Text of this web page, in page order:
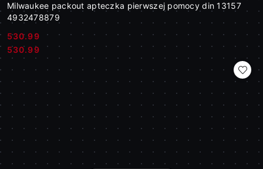
Milwaukee packout apteczka pierwszej pomocy din 13157
4932478879
Cena:
530.99
Cena:
530.99